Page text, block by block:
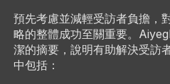
預先考慮並減輕受訪者負擔，
略的整體成功至關重要。
潔的摘要，說明有助解決受訪
中包括：